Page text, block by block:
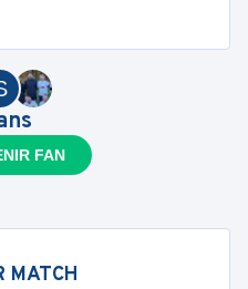
FAN
MATCH